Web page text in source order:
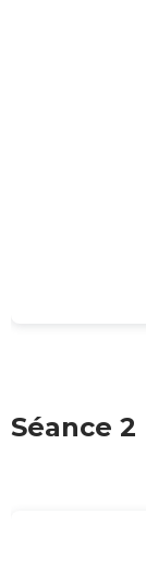
Séance 2